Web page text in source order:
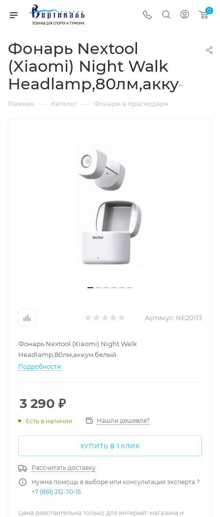
0
Фонарь Nextool
(Xiaomi) Night Walk
Headlamp,80лм,аккум.белый
Главная — Каталог — Фонари в Краснодаре
Артикул: NE20113
Фонарь Nextool (Xiaomi) Night Walk
Headlamp,80лм,аккум.белый
Подробности
3 290 ₽
Есть в наличии Нашли дешевле?
КУПИТЬ В 1 КЛИК
Рассчитать доставку
Нужна помощь в выборе или консультация эксперта ?
+7 (861) 212-70-15
Цена действительна только для интернет-магазина и